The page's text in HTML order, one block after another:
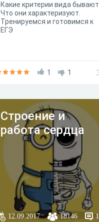
Какие критерии вида бывают.
Что они характеризуют.
Тренируемся и готовимся к
ЕГЭ
1 1
Строение и
работа сердца
12.09.2017 18146 1